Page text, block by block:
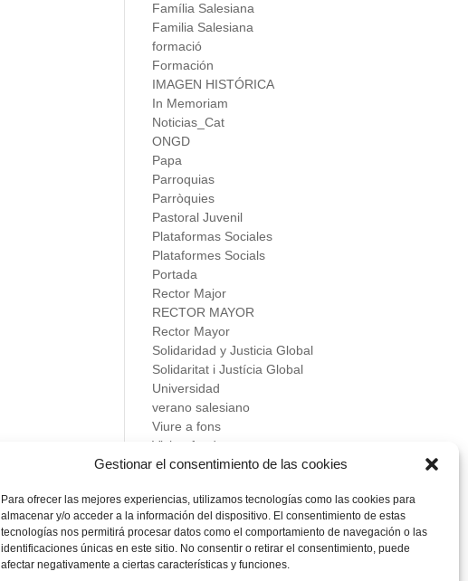
Gestionar el consentimiento de las cookies
Para ofrecer las mejores experiencias, utilizamos tecnologías como las cookies para
almacenar y/o acceder a la información del dispositivo. El consentimiento de estas
tecnologías nos permitirá procesar datos como el comportamiento de navegación o las
identificaciones únicas en este sitio. No consentir o retirar el consentimiento, puede
afectar negativamente a ciertas características y funciones.
Família Salesiana
Familia Salesiana
formació
Formación
IMAGEN HISTÓRICA
In Memoriam
Noticias_Cat
ONGD
Papa
Parroquias
Parròquies
Pastoral Juvenil
Plataformas Sociales
Plataformes Socials
Portada
Rector Major
RECTOR MAYOR
Rector Mayor
Solidaridad y Justicia Global
Solidaritat i Justícia Global
Universidad
verano salesiano
Viure a fons
Vivir a fondo
Vocacional
Meta
Acceder
Feed de entradas
Feed de comentarios